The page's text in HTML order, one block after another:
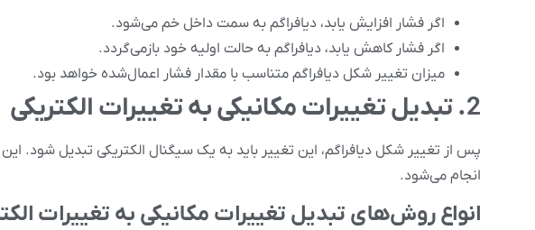
اگر فشار افزایش یابد، دیافراگم به سمت داخل خم می‌شود.
اگر فشار کاهش یابد، دیافراگم به حالت اولیه خود بازمی‌گردد.
میزان تغییر شکل دیافراگم متناسب با مقدار فشار اعمال‌شده خواهد بود.
2. تبدیل تغییرات مکانیکی به تغییرات الکتریکی
پس از تغییر شکل دیافراگم، این تغییر باید به یک سیگنال الکتریکی تبدیل شود.
انجام می‌شود.
انواع روش‌های تبدیل تغییرات مکانیکی به تغییرات